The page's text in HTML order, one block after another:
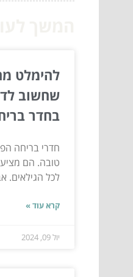
שחשוב
בחדר
חדרי בריחה
טובה. הם
לכל הגילאים.
קרא עוד »
יול 09, 2024